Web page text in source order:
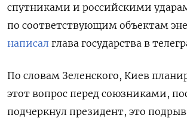
спутниками и российскими
по соответствующим объектам
написал глава государства в
По словам Зеленского, Киев
этот вопрос перед союзниками,
подчеркнул президент, это